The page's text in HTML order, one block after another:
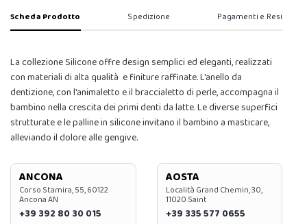
Scheda Prodotto Spedizione Pagamenti e Resi
La collezione Silicone offre design semplici ed eleganti, realizzati
con materiali di alta qualità e finiture raffinate. L'anello da
dentizione, con l'animaletto e il braccialetto di perle, accompagna il
bambino nella crescita dei primi denti da latte. Le diverse superfici
strutturate e le palline in silicone invitano il bambino a masticare,
alleviando il dolore alle gengive.
ANCONA
Corso Stamira, 55, 60122
Ancona AN
+39 392 80 30 015
AOSTA
Località Grand Chemin, 30,
11020 Saint
+39 335 577 0655